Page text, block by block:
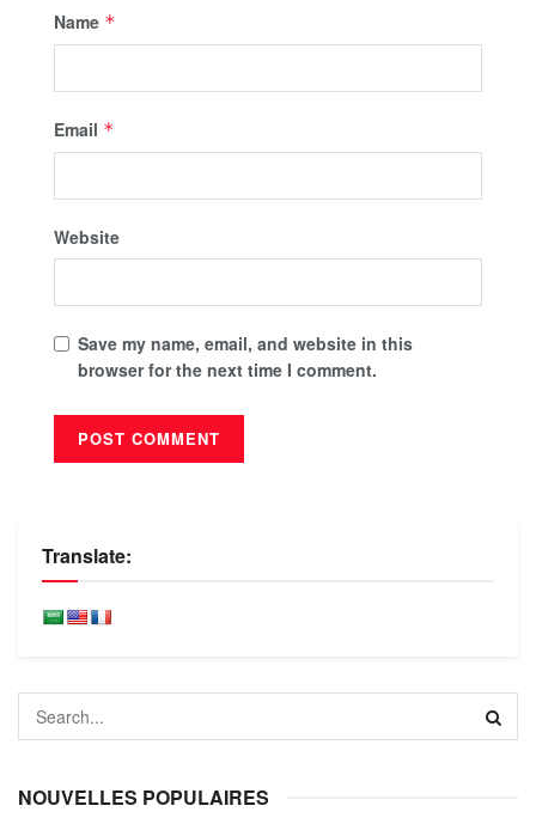
Name *
Email *
Website
Save my name, email, and website in this
browser for the next time I comment.
Translate:
NOUVELLES POPULAIRES